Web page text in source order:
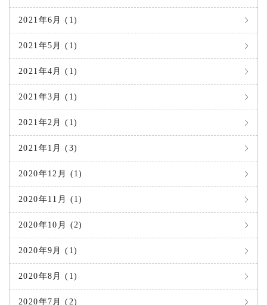
2021年6月 (1)
2021年5月 (1)
2021年4月 (1)
2021年3月 (1)
2021年2月 (1)
2021年1月 (3)
2020年12月 (1)
2020年11月 (1)
2020年10月 (2)
2020年9月 (1)
2020年8月 (1)
2020年7月 (2)